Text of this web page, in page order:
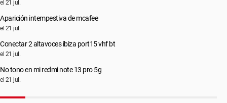
el 21 jul.
Aparición intempestiva de mcafee
el 21 jul.
Conectar 2 altavoces ibiza port15 vhf bt
el 21 jul.
No tono en mi redmi note 13 pro 5g
el 21 jul.